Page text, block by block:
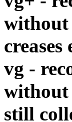
without
vg -
without
still